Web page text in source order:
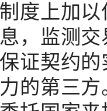
度上加
，监测
证契约
的第三